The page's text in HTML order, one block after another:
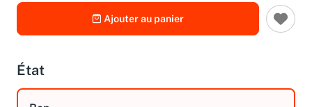
Ajouter au panier
État